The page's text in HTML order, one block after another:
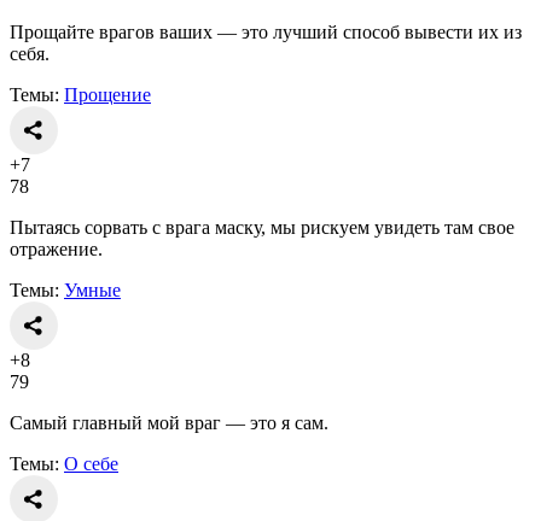
Прощайте врагов ваших — это лучший способ вывести их из
себя.
Темы: Прощение
+7
78
Пытаясь сорвать с врага маску, мы рискуем увидеть там свое
отражение.
Темы: Умные
+8
79
Самый главный мой враг — это я сам.
Темы: О себе